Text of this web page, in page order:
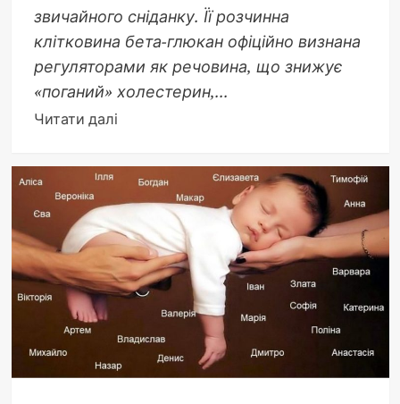
звичайного сніданку. Її розчинна
клітковина бета-глюкан офіційно визнана
регуляторами як речовина, що знижує
«поганий» холестерин,...
Читати даліДокладніше
Користь
вівсянки
для
здоров’я:
що
каже
наука
2026
році